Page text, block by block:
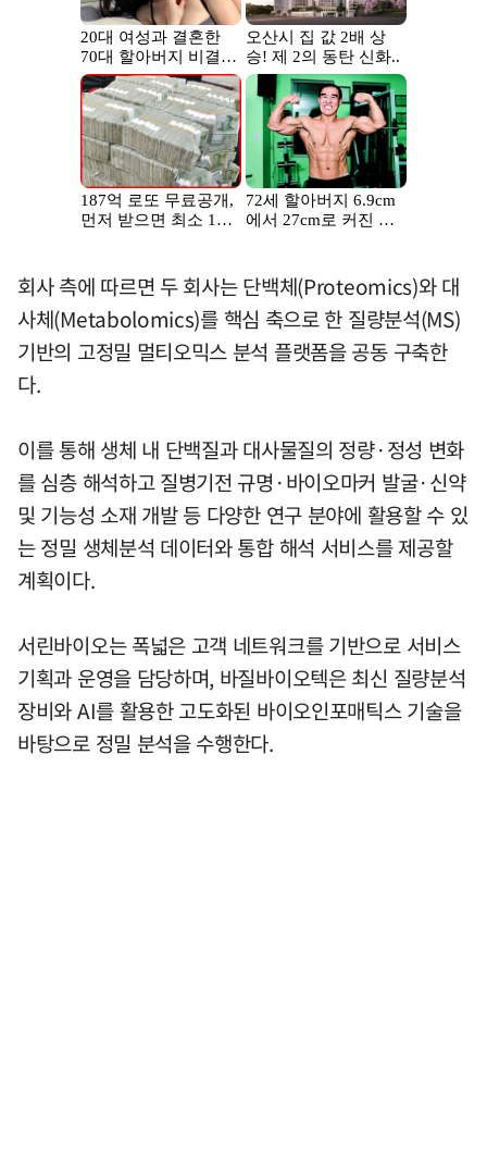
회사 측에 따르면 두 회사는 단백체(Proteomics)와 대
사체(Metabolomics)를 핵심 축으로 한 질량분석(MS)
기반의 고정밀 멀티오믹스 분석 플랫폼을 공동 구축한
다.
이를 통해 생체 내 단백질과 대사물질의 정량·정성 변화
를 심층 해석하고 질병기전 규명·바이오마커 발굴·신약
및 기능성 소재 개발 등 다양한 연구 분야에 활용할 수 있
는 정밀 생체분석 데이터와 통합 해석 서비스를 제공할
계획이다.
서린바이오는 폭넓은 고객 네트워크를 기반으로 서비스
기획과 운영을 담당하며, 바질바이오텍은 최신 질량분석
장비와 AI를 활용한 고도화된 바이오인포매틱스 기술을
바탕으로 정밀 분석을 수행한다.